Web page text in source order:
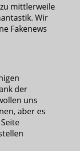
mittlerweile
Wir
Fakenews
der
uns
aber es